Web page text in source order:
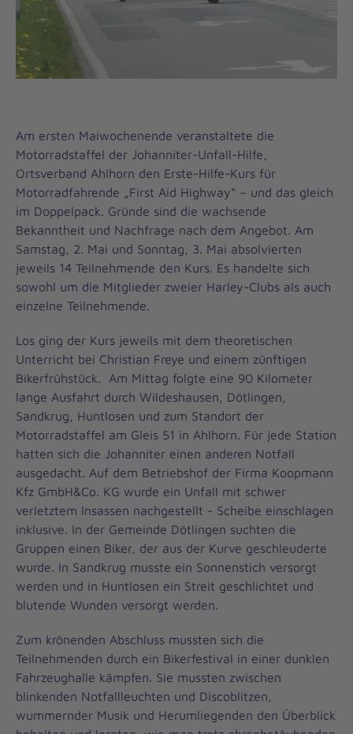
Am ersten Maiwochenende veranstaltete die
Motorradstaffel der Johanniter-Unfall-Hilfe,
Ortsverband Ahlhorn den Erste-Hilfe-Kurs für
Motorradfahrende „First Aid Highway“ – und das gleich
im Doppelpack. Gründe sind die wachsende
Bekanntheit und Nachfrage nach dem Angebot. Am
Samstag, 2. Mai und Sonntag, 3. Mai absolvierten
jeweils 14 Teilnehmende den Kurs. Es handelte sich
sowohl um die Mitglieder zweier Harley-Clubs als auch
einzelne Teilnehmende.
Los ging der Kurs jeweils mit dem theoretischen
Unterricht bei Christian Freye und einem zünftigen
Bikerfrühstück. Am Mittag folgte eine 90 Kilometer
lange Ausfahrt durch Wildeshausen, Dötlingen,
Sandkrug, Huntlosen und zum Standort der
Motorradstaffel am Gleis 51 in Ahlhorn. Für jede Station
hatten sich die Johanniter einen anderen Notfall
ausgedacht. Auf dem Betriebshof der Firma Koopmann
Kfz GmbH&Co. KG wurde ein Unfall mit schwer
verletztem Insassen nachgestellt - Scheibe einschlagen
inklusive. In der Gemeinde Dötlingen suchten die
Gruppen einen Biker, der aus der Kurve geschleuderte
wurde. In Sandkrug musste ein Sonnenstich versorgt
werden und in Huntlosen ein Streit geschlichtet und
blutende Wunden versorgt werden.
Zum krönenden Abschluss mussten sich die
Teilnehmenden durch ein Bikerfestival in einer dunklen
Fahrzeughalle kämpfen. Sie mussten zwischen
blinkenden Notfallleuchten und Discoblitzen,
wummernder Musik und Herumliegenden den Überblick